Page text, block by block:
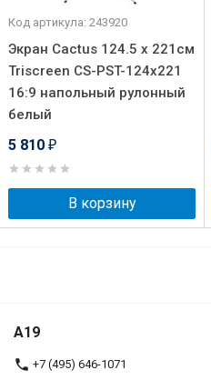
Код артикула: 243920
Экран Cactus 124.5 x 221см
Triscreen CS-PST-124x221
16:9 напольный рулонный
белый
5 810 ₽
В корзину
A19
+7 (495) 646-1071